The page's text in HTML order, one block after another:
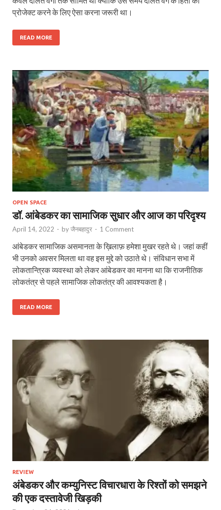
प्रोजेक्ट करने के लिए ऐसा करना जरूरी था।
READ MORE
OPEN SPACE
डॉ. आंबेडकर का सामाजिक सुधार और आज का परिदृश्य
April 14, 2022 - byजैनबहादुर - 1 Comment
आंबेडकर सामाजिक असमानता के ख़िलाफ़ हमेशा मुखर रहते थे। जहां कहीं
भी उनको अवसर मिलता था वह इस मुद्दे को उठाते थे। संविधान सभा में
लोकतान्त्रिक व्यवस्था को लेकर आंबेडकर का मानना था कि राजनीतिक
लोकतंत्र से पहले सामाजिक लोकतंत्र की आवश्यकता है।
READ MORE
REVIEW
अंबेडकर और कम्युनिस्ट विचारधारा के रिश्तों को समझने
की एक दस्तावेजी खिड़की